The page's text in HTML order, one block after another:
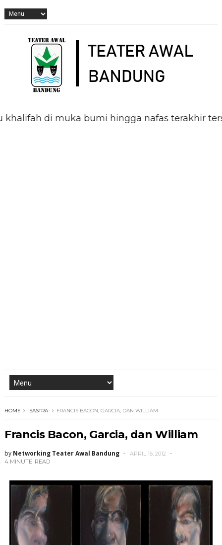
di muka bumi hingga nafas terakhir
HOME SASTRA FRANCIS BACON, GARCIA, DAN WILLIAM
Francis Bacon, Garcia, dan William
by Networking Teater Awal Bandung
APRIL 16, 2012
4 MINUTE READ